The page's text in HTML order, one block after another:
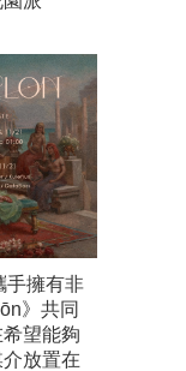
手擁有非
》共同
望能夠
放置在